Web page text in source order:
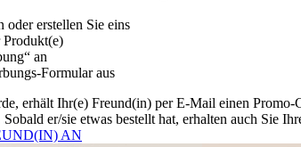
oder erstellen Sie eins
Produkt(e)
an
Formular aus
erhält Ihr(e) Freund(in) per E-Mail einen
er/sie etwas bestellt hat, erhalten auch Sie
AN